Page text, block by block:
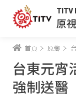
TITV
原
首頁 原鄉
台東元宵
強制送醫